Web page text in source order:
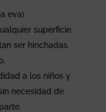
eva)
superficie.
ser hinchadas.
a los niños y
necesidad de